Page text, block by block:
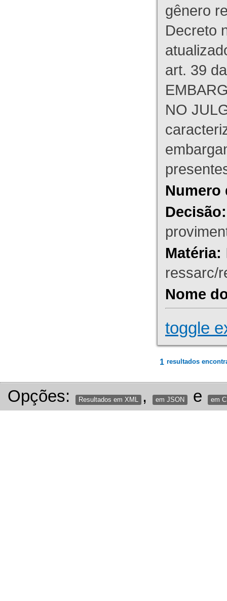
gênero
Decreto
art. 39
NO
Numero
Decisão:
Matéria:
ressarc/
Nome
toggle
1 resultados
Opções: Resultados em XML , em JSON e em